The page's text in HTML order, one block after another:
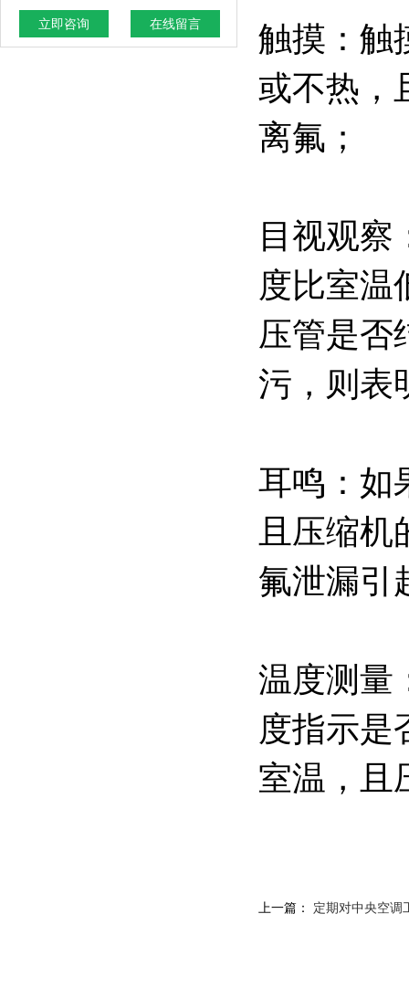
立即咨询 在线留言
触摸：触
或不热，
离氟；
目视观察
度比室
压管是否
污，则表
耳鸣：如
且压缩
氟泄漏引
温度测量
度指示
室温，且
上一篇： 定期对中央空调